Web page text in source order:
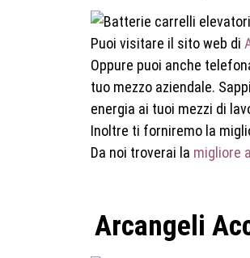
Puoi visitare il sito web di
Oppure puoi anche
tuo mezzo aziendale.
energia ai tuoi mezzi di
Inoltre ti forniremo la
Da noi troverai la migliore
Arcangeli